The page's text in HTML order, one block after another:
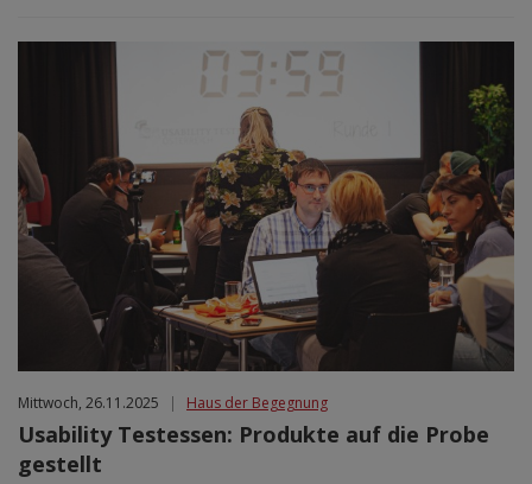
Mittwoch, 26.11.2025 | Haus der Begegnung
Usability Testessen: Produkte auf die Probe
gestellt